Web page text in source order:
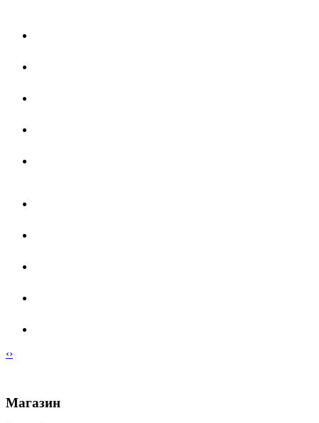
‹›
Магазин